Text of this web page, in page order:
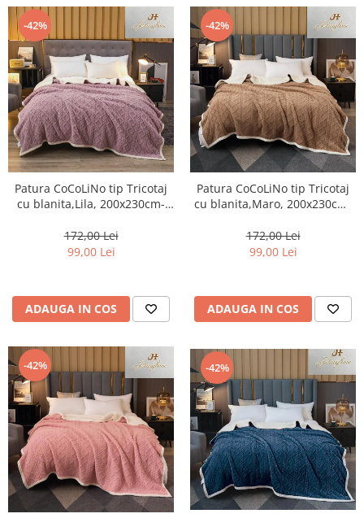
-42%
Patura CoCoLiNo tip Tricotaj
cu blanita,Lila, 200x230cm-
172,00 Lei
99,00 Lei
ADAUGA IN COS
-42%
Patura CoCoLiNo tip Tricotaj
cu blanita,Maro, 200x230cm-
172,00 Lei
99,00 Lei
ADAUGA IN COS
-42% -42%